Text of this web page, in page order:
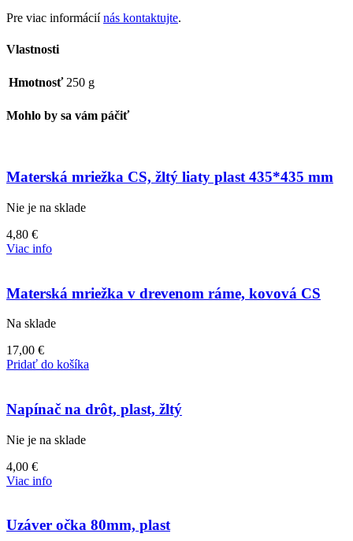
Pre viac informáciínás kontaktujte.
Vlastnosti
Hmotnosť 250 g
Mohlo by sa vám páčiť
Materská mriežka CS, žltý liaty plast 435*435 mm
Nie je na sklade
4,80 €
Viac info
Materská mriežka v drevenom ráme, kovová CS
Na sklade
17,00 €
Pridať do košíka
Napínač na drôt, plast, žltý
Nie je na sklade
4,00 €
Viac info
Uzáver očka 80mm, plast